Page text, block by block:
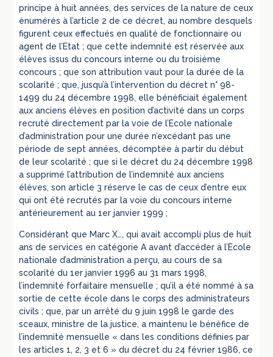
principe à huit années, des services de la nature de ceux
énumérés à l’article 2 de ce décret, au nombre desquels
figurent ceux effectués en qualité de fonctionnaire ou
agent de l’Etat ; que cette indemnité est réservée aux
élèves issus du concours interne ou du troisième
concours ; que son attribution vaut pour la durée de la
scolarité ; que, jusqu’à l’intervention du décret n° 98-
1499 du 24 décembre 1998, elle bénéficiait également
aux anciens élèves en position d’activité dans un corps
recruté directement par la voie de l’Ecole nationale
d’administration pour une durée n’excédant pas une
période de sept années, décomptée à partir du début
de leur scolarité ; que si le décret du 24 décembre 1998
a supprimé l’attribution de l’indemnité aux anciens
élèves, son article 3 réserve le cas de ceux d’entre eux
qui ont été recrutés par la voie du concours interne
antérieurement au 1er janvier 1999 ;
Considérant que Marc X…, qui avait accompli plus de huit
ans de services en catégorie A avant d’accéder à l’Ecole
nationale d’administration a perçu, au cours de sa
scolarité du 1er janvier 1996 au 31 mars 1998,
l’indemnité forfaitaire mensuelle ; qu’il a été nommé à sa
sortie de cette école dans le corps des administrateurs
civils ; que, par un arrêté du 9 juin 1998 le garde des
sceaux, ministre de la justice, a maintenu le bénéfice de
l’indemnité mensuelle « dans les conditions définies par
les articles 1, 2, 3 et 6 » du décret du 24 février 1986, ce